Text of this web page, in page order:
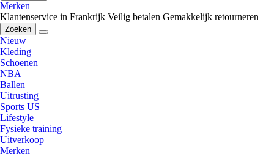
Merken
Klantenservice in Frankrijk Veilig betalen Gemakkelijk retourneren
Zoeken
Nieuw
Kleding
Schoenen
NBA
Ballen
Uitrusting
Sports US
Lifestyle
Fysieke training
Uitverkoop
Merken